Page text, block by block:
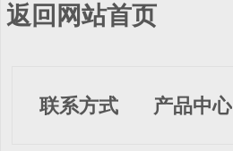
返回网站首页
联系方式 产品中心